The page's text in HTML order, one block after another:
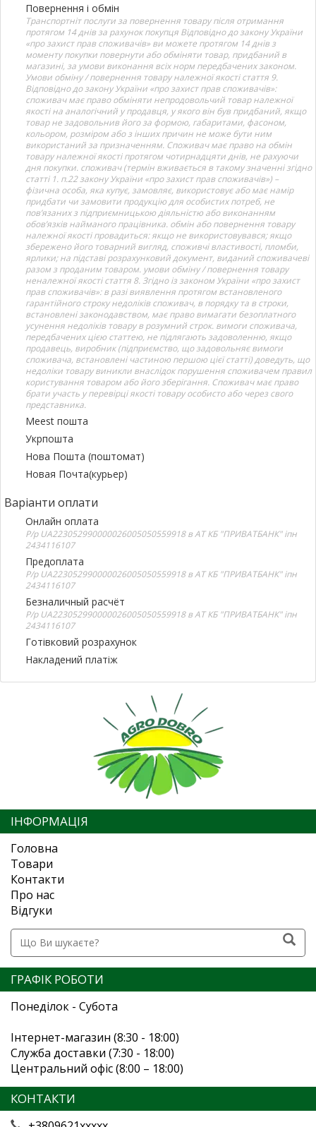
Повернення і обмін
Транспортніт послуги за повернення товару після отримання
протягом 14 днів за рахунок покупця Відповідно до закону України
«про захист прав споживачів» ви можете протягом 14 днів з
моменту покупки повернути або обміняти товар, придбаний в
магазині, за умови виконання всіх норм передбачених законом.
Умови обміну / повернення товару належної якості стаття 9.
Відповідно до закону України «про захист прав споживачів»:
споживач має право обміняти непродовольчий товар належної
якості на аналогічний у продавця, у якого він був придбаний, якщо
товар не задовольнив його за формою, габаритами, фасоном,
кольором, розміром або з інших причин не може бути ним
використаний за призначенням. Споживач має право на обмін
товару належної якості протягом чотирнадцяти днів, не рахуючи
дня покупки. споживач (термін вживається в такому значенні згідно
статті 1. п.22 закону України «про захист прав споживачів») –
фізична особа, яка купує, замовляє, використовує або має намір
придбати чи замовити продукцію для особистих потреб, не
пов’язаних з підприємницькою діяльністю або виконанням
обов’язків найманого працівника. обмін або повернення товару
належної якості провадиться: якщо не використовувався; якщо
збережено його товарний вигляд, споживчі властивості, пломби,
ярлики; на підставі розрахунковий документ, виданий споживачеві
разом з проданим товаром. умови обміну / повернення товару
неналежної якості стаття 8. Згідно із законом України «про захист
прав споживачів»: в разі виявлення протягом встановленого
гарантійного строку недоліків споживач, в порядку та в строки,
встановлені законодавством, має право вимагати безоплатного
усунення недоліків товару в розумний строк. вимоги споживача,
передбачених цією статтею, не підлягають задоволенню, якщо
продавець, виробник (підприємство, що задовольняє вимоги
споживача, встановлені частиною першою цієї статті) доведуть, що
недоліки товару виникли внаслідок порушення споживачем правил
користування товаром або його зберігання. Споживач має право
брати участь у перевірці якості товару особисто або через свого
представника.
Meest пошта
Укрпошта
Нова Пошта (поштомат)
Новая Почта(курьер)
Варіанти оплати
Онлайн оплата
Р/р UA223052990000026005050559918 в АТ КБ "ПРИВАТБАНК" іпн
2434116107
Предоплата
Р/р UA223052990000026005050559918 в АТ КБ "ПРИВАТБАНК" іпн
2434116107
Безналичный расчёт
Р/р UA223052990000026005050559918 в АТ КБ "ПРИВАТБАНК" іпн
2434116107
Готівковий розрахунок
Накладений платіж
ІНФОРМАЦІЯ
Головна
Товари
Контакти
Про нас
Відгуки
ГРАФІК РОБОТИ
Понеділок - Субота
Інтернет-магазин (8:30 - 18:00)
Служба доставки (7:30 - 18:00)
Центральний офіс (8:00 – 18:00)
КОНТАКТИ